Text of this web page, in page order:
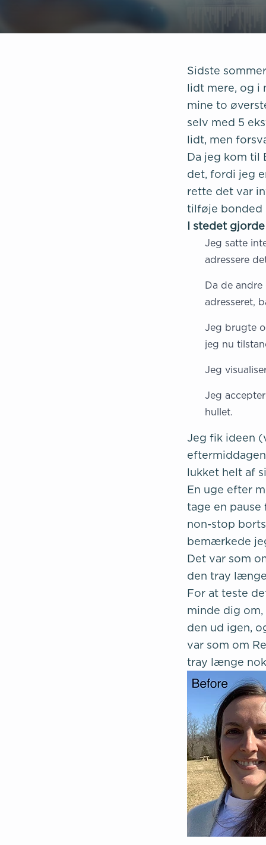
Sidste
lidt mere, og i
mine to
selv med 5
lidt, men
Da jeg kom til
det, fordi jeg
rette det var
tilføje bonded
I stedet
Jeg satte
adressere
Da de
adresseret,
Jeg brugte
jeg nu
Jeg
Jeg
hullet.
Jeg fik ideen
lukket helt af
En uge efter
tage en
non-stop
bemærkede
Det var som
den tray
For at teste
minde dig
den ud igen,
var som om
tray længe